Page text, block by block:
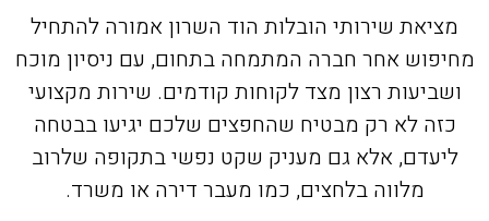
מציאת שירותי הובלות הוד השרון אמורה להתחיל
מחיפוש אחר חברה המתמחה בתחום, עם ניסיון מוכח
ושביעות רצון מצד לקוחות קודמים. שירות מקצועי
כזה לא רק מבטיח שהחפצים שלכם יגיעו בבטחה
ליעדם, אלא גם מעניק שקט נפשי בתקופה שלרוב
מלווה בלחצים, כמו מעבר דירה או משרד.